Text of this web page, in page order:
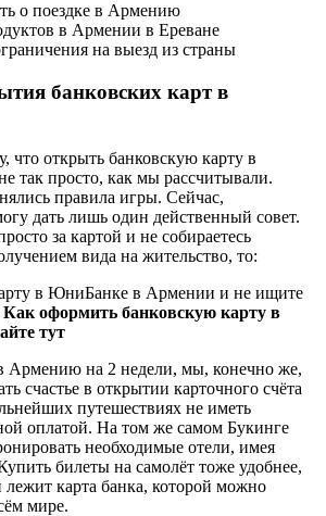
о поездке в Армению
в Армении в Ереване
на выезд из страны
банковских карт в
что открыть банковскую карту в
так просто, как мы рассчитывали.
правила игры. Сейчас,
дать лишь один действенный совет.
за картой и не собираетесь
вида на жительство, то:
в ЮниБанке в Армении и не ищите
Как оформить банковскую карту в
тут
Армению на 2 недели, мы, конечно же,
счастье в открытии карточного счёта
путешествиях не иметь
оплатой. На том же самом Букинге
необходимые отели, имея
билеты на самолёт тоже удобнее,
лежит карта банка, которой можно
мире.